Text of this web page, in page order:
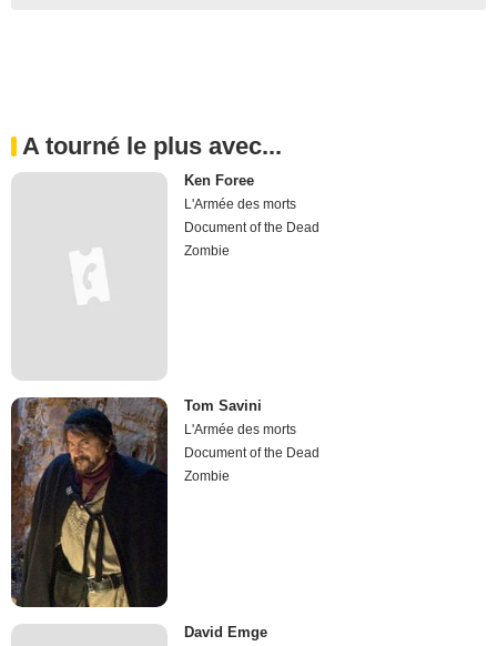
A tourné le plus avec...
Ken Foree
L'Armée des morts
Document of the Dead
Zombie
Tom Savini
L'Armée des morts
Document of the Dead
Zombie
David Emge